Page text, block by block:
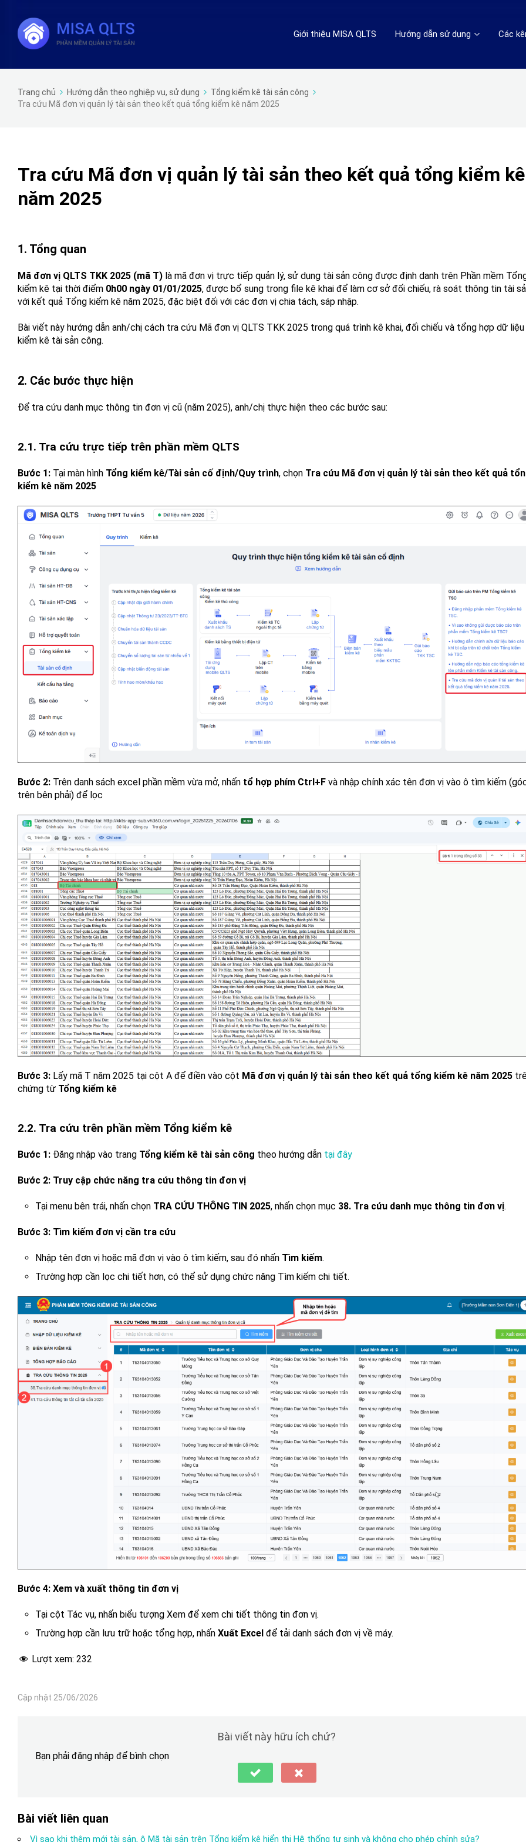
Giới thiệu MISA QLTS Hướng dẫn sử dụng Các
Trang chủ Hướng dẫn theo nghiệp vụ, sử dụng
Tổng kiểm kê tài sản công
Tra cứu Mã đơn vị quản lý tài sản theo kết quả tổng kiểm kê năm 2025
Tra cứu Mã đơn vị quản lý tài sản theo kết quả tổng kiểm kê
năm 2025
1. Tổng quan
Mã đơn vị QLTS TKK 2025 (mã T) là mã đơn vị trực tiếp quản lý, sử dụng tài sản công được định danh trên Phần mềm
kiểm kê tại thời điểm 0h00 ngày 01/01/2025, được bổ sung trong file kê khai để làm cơ sở đối chiếu, rà soát thông tin tài
với kết quả Tổng kiểm kê năm 2025, đặc biệt đối với các đơn vị chia tách, sáp nhập.
Bài viết này hướng dẫn anh/chị cách tra cứu Mã đơn vị QLTS TKK 2025 trong quá trình kê khai, đối chiếu và tổng hợp dữ liệu
kiểm kê tài sản công.
2. Các bước thực hiện
Để tra cứu danh mục thông tin đơn vị cũ (năm 2025), anh/chị thực hiện theo các bước sau:
2.1. Tra cứu trực tiếp trên phần mềm QLTS
Bước 1: Tại màn hình Tổng kiểm kê/Tài sản cố định/Quy trình, chọn Tra cứu Mã đơn vị quản lý tài sản theo kết quả
kiểm kê năm 2025
Bước 2: Trên danh sách excel phần mềm vừa mở, nhấn tổ hợp phím Ctrl+F và nhập chính xác tên đơn vị vào ô tìm kiếm
trên bên phải) để lọc
Bước 3: Lấy mã T năm 2025 tại cột A để điền vào cột Mã đơn vị quản lý tài sản theo kết quả tổng kiểm kê năm 2025
chứng từ Tổng kiểm kê
2.2. Tra cứu trên phần mềm Tổng kiểm kê
Bước 1: Đăng nhập vào trang Tổng kiểm kê tài sản công theo hướng dẫn tại đây
Bước 2: Truy cập chức năng tra cứu thông tin đơn vị
Tại menu bên trái, nhấn chọn TRA CỨU THÔNG TIN 2025, nhấn chọn mục 38. Tra cứu danh mục thông tin đơn vị.
Bước 3: Tìm kiếm đơn vị cần tra cứu
Nhập tên đơn vị hoặc mã đơn vị vào ô tìm kiếm, sau đó nhấn Tìm kiếm.
Trường hợp cần lọc chi tiết hơn, có thể sử dụng chức năng Tìm kiếm chi tiết.
Bước 4: Xem và xuất thông tin đơn vị
Tại cột Tác vụ, nhấn biểu tượng Xem để xem chi tiết thông tin đơn vị.
Trường hợp cần lưu trữ hoặc tổng hợp, nhấn Xuất Excel để tải danh sách đơn vị về máy.
Lượt xem: 232
Cập nhật 25/06/2026
Bài viết này hữu ích chứ?
Bạn phải đăng nhập để bình chọn
Bài viết liên quan
Vì sao khi thêm mới tài sản, ô Mã tài sản trên Tổng kiểm kê hiển thị Hệ thống tự sinh và không cho phép chỉnh sửa?